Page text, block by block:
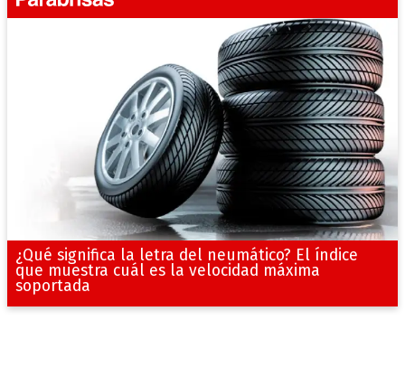
¿Qué significa la letra del neumático? El índice
que muestra cuál es la velocidad máxima
soportada